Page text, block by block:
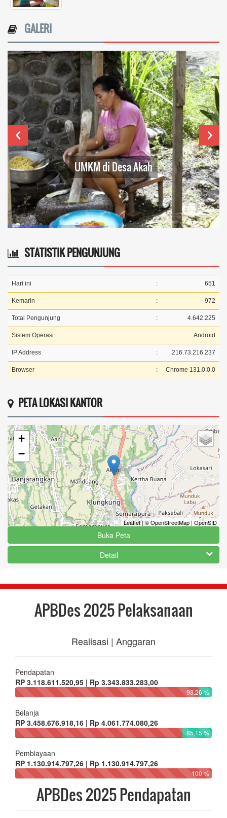
GALERI
Dusun Tengah
STATISTIK PENGUNJUNG
Hari ini : 651
Kemarin : 972
Total Pengunjung : 4.642.225
Sistem Operasi : Android
IP Address : 216.73.216.237
Browser : Chrome 131.0.0.0
PETA LOKASI KANTOR
+
−
Leaflet|© OpenStreetMap|OpenSID
Buka Peta
Detail
APBDes 2025 Pelaksanaan
Realisasi | Anggaran
Pendapatan
RP 3.118.611.520,95 | Rp 3.343.833.283,00
93.26 %
Belanja
RP 3.458.676.918,16 | Rp 4.061.774.080,26
85.15 %
Pembiayaan
RP 1.130.914.797,26 | Rp 1.130.914.797,26
100 %
APBDes 2025 Pendapatan